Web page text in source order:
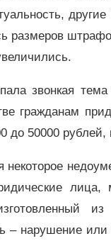
размеров
звонкая
гражданам
до 50000
– нарушение